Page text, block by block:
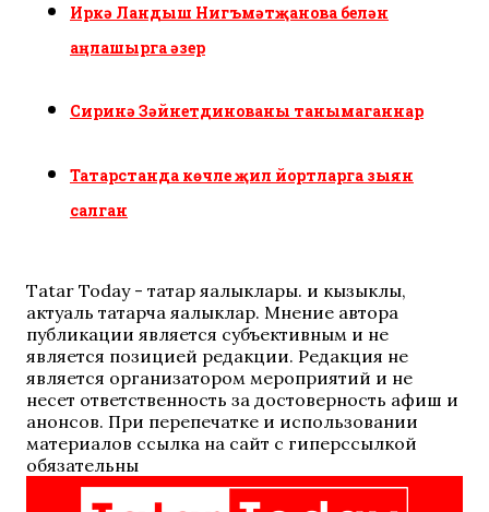
Иркә Ландыш Нигъмәтҗанова белән
аңлашырга әзер
Сиринә Зәйнетдинованы танымаганнар
Татарстанда көчле җил йортларга зыян
салган
Tatar Today - татар яңалыклары. иң кызыклы,
актуаль татарча яңалыклар. Мнение автора
публикации является субъективным и не
является позицией редакции. Редакция не
является организатором мероприятий и не
несет ответственность за достоверность афиш и
анонсов. При перепечатке и использовании
материалов ссылка на сайт с гиперссылкой
обязательны